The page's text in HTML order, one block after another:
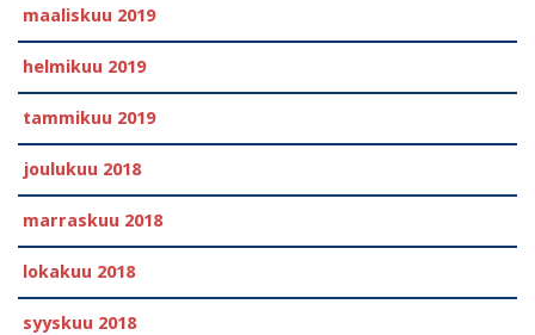
maaliskuu 2019
helmikuu 2019
tammikuu 2019
joulukuu 2018
marraskuu 2018
lokakuu 2018
syyskuu 2018